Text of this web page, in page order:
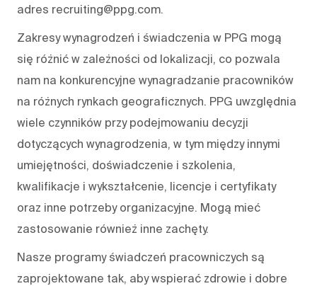
adres recruiting@ppg.com.
Zakresy wynagrodzeń i świadczenia w PPG mogą
się różnić w zależności od lokalizacji, co pozwala
nam na konkurencyjne wynagradzanie pracowników
na różnych rynkach geograficznych. PPG uwzględnia
wiele czynników przy podejmowaniu decyzji
dotyczących wynagrodzenia, w tym między innymi
umiejętności, doświadczenie i szkolenia,
kwalifikacje i wykształcenie, licencje i certyfikaty
oraz inne potrzeby organizacyjne. Mogą mieć
zastosowanie również inne zachęty.
Nasze programy świadczeń pracowniczych są
zaprojektowane tak, aby wspierać zdrowie i dobre